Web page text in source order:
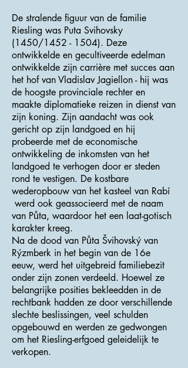
De stralende figuur van de familie
Riesling was Puta Svihovsky
(1450/1452 - 1504). Deze
ontwikkelde en gecultiveerde edelman
ontwikkelde zijn carrière met succes aan
het hof van Vladislav Jagiellon - hij was
de hoogste provinciale rechter en
maakte diplomatieke reizen in dienst van
zijn koning. Zijn aandacht was ook
gericht op zijn landgoed en hij
probeerde met de economische
ontwikkeling de inkomsten van het
landgoed te verhogen door er steden
rond te vestigen. De kostbare
wederopbouw van het kasteel van Rabí
werd ook geassocieerd met de naam
van Půta, waardoor het een laat-gotisch
karakter kreeg.
Na de dood van Půta Švihovský van
Rýzmberk in het begin van de 16e
eeuw, werd het uitgebreid familiebezit
onder zijn zonen verdeeld. Hoewel ze
belangrijke posities bekleedden in de
rechtbank hadden ze door verschillende
slechte beslissingen, veel schulden
opgebouwd en werden ze gedwongen
om het Riesling-erfgoed geleidelijk te
verkopen.